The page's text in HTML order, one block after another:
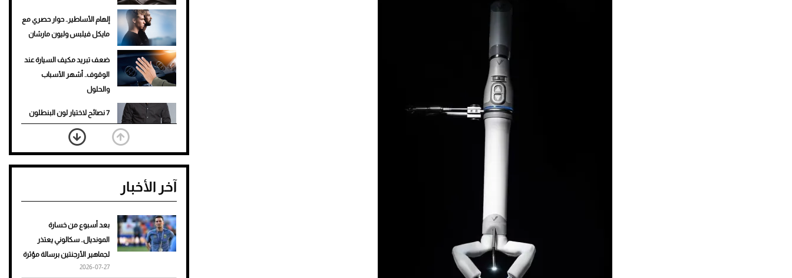
إلهام الأساطير.. حوار حصري مع
مايكل فيلبس وليون مارشان
ضعف تبريد مكيف السيارة عند
الوقوف.. أشهر الأسباب
والحلول
7 نصائح لاختيار لون البنطلون
المناسب للقميص الأسود
نرى المستقبل من خلال
تصميماتنا.. كيف حجزت 1886
تمنحك فخامة استثنائية
هوى الأبطال
آخر الأخبار
بعد أسبوع من خسارة
المونديال.. سكالوني يعتذر
لجماهير الأرجنتين برسالة مؤثرة
2026-07-27